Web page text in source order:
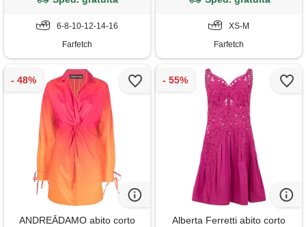
6-8-10-12-14-16
Farfetch
XS-M
Farfetch
ANDREĀDAMO abito corto
Alberta Ferretti abito corto